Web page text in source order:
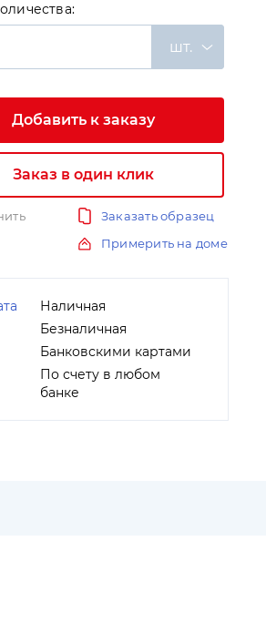
шт.
Добавить к заказу
Заказ в один клик
Заказать образец
Примерить на доме
Наличная
Безналичная
Банковскими картами
По счету в любом
банке